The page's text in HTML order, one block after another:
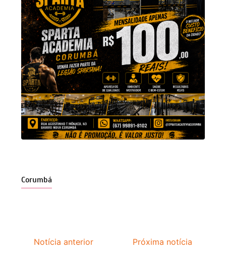
Corumbá
Notícia anterior Próxima notícia